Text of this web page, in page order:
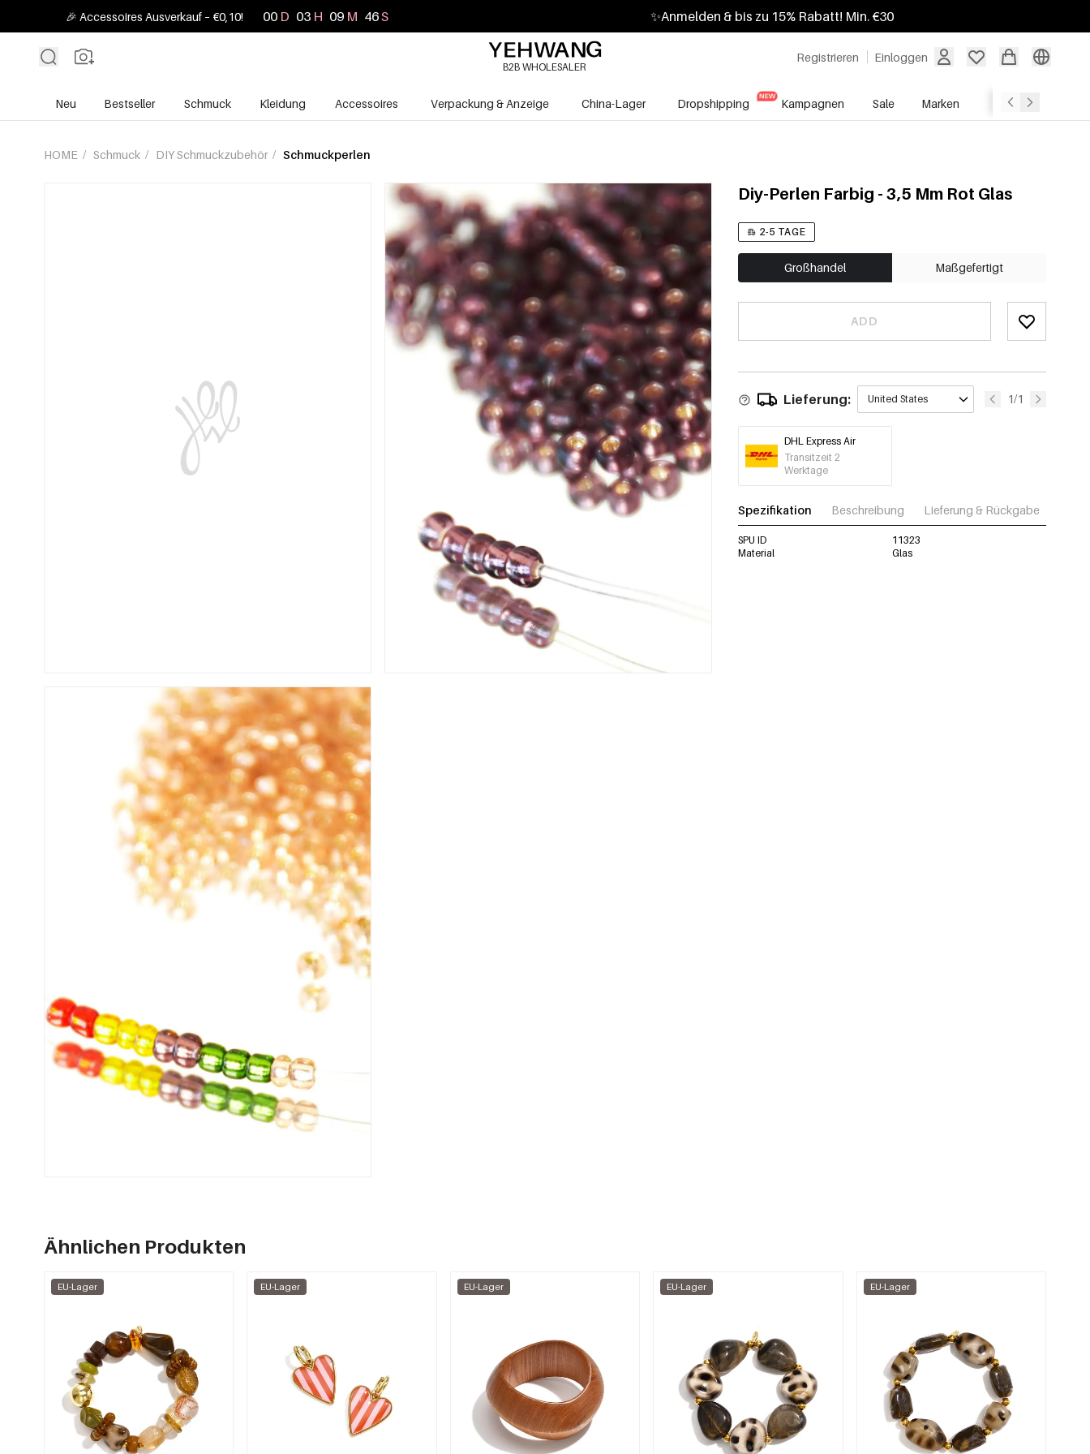
🎉 Accessoires Ausverkauf – €0,10! 00 D 03 H 09 M 45S ✨Anmelden & bis zu 15% Rabatt! Min. €30
Registrieren Einloggen
B2B WHOLESALER
Neu Bestseller Schmuck Kleidung Accessoires Verpackung & Anzeige China-Lager Dropshipping Kampagnen Sale Marken
HOME / Schmuck / DIY Schmuckzubehör / Schmuckperlen
Diy-Perlen Farbig - 3,5 Mm Rot Glas
2-5 TAGE
Großhandel Maßgefertigt
ADD
Lieferung: United States 1/1
DHL Express Air
Transitzeit 2
Werktage
Spezifikation Beschreibung Lieferung & Rückgabe
SPU ID
11323
Material
Glas
Ähnlichen Produkten
EU-Lager EU-Lager EU-Lager EU-Lager EU-Lager